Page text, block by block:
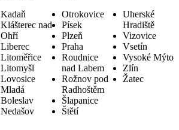
Kadaň
Klášterec nad
Ohří
Liberec
Litoměřice
Litomyšl
Lovosice
Mladá
Boleslav
Nedašov
Otrokovice
Písek
Plzeň
Praha
Roudnice
nad Labem
Rožnov pod
Radhoštěm
Šlapanice
Štětí
Uherské
Hradiště
Vizovice
Vsetín
Vysoké Mýto
Zlín
Žatec